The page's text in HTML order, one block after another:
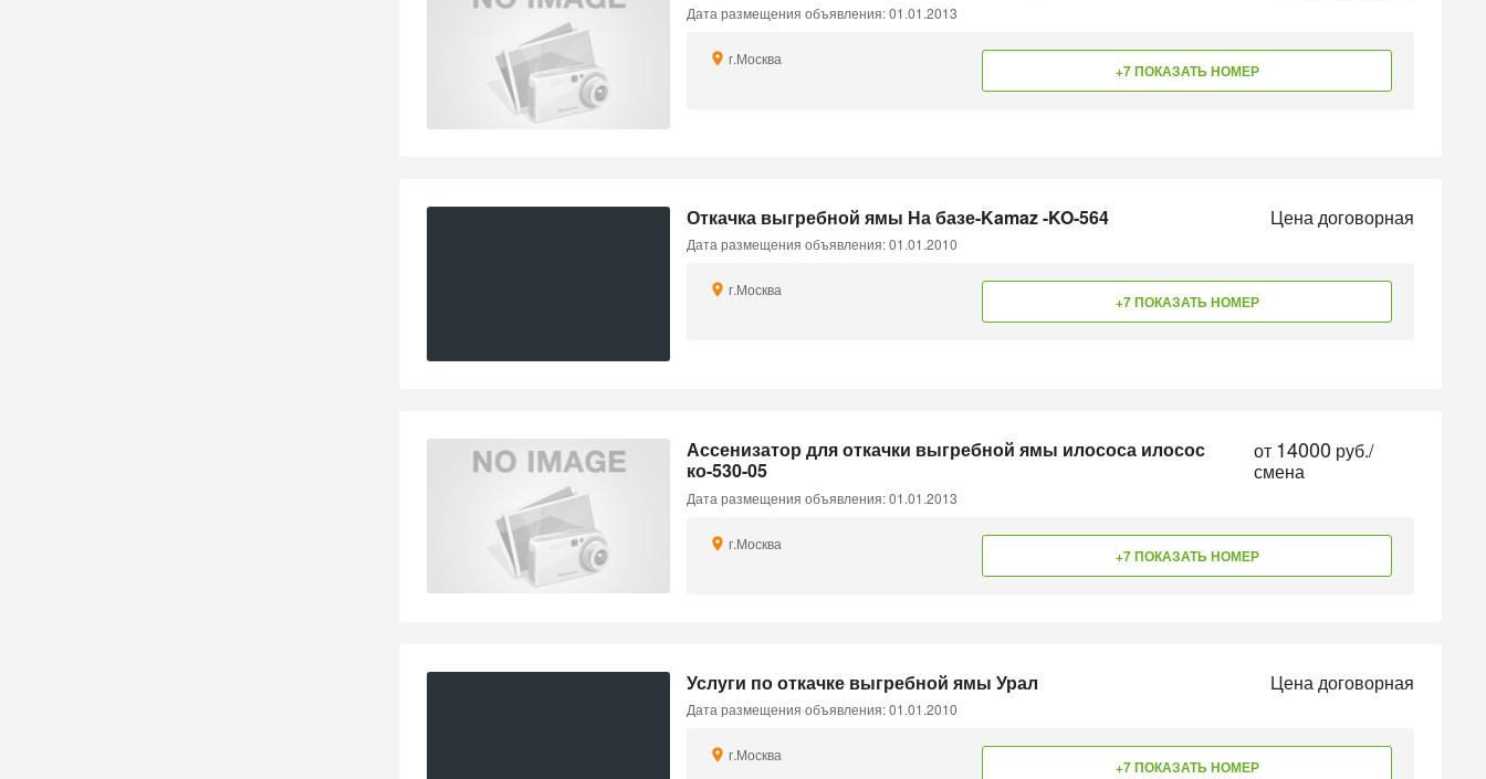
Дата размещения объявления: 01.01.2013
г.Москва
+7 ПОКАЗАТЬ НОМЕР
Откачка выгребной ямы На базе-Kamaz -KO-564 Цена договорная
Дата размещения объявления: 01.01.2010
г.Москва
+7 ПОКАЗАТЬ НОМЕР
Ассенизатор для откачки выгребной ямы илососа илосос
ко-530-05
от 14000 руб./
смена
Дата размещения объявления: 01.01.2013
г.Москва
+7 ПОКАЗАТЬ НОМЕР
Услуги по откачке выгребной ямы Урал Цена договорная
Дата размещения объявления: 01.01.2010
г.Москва
+7 ПОКАЗАТЬ НОМЕР